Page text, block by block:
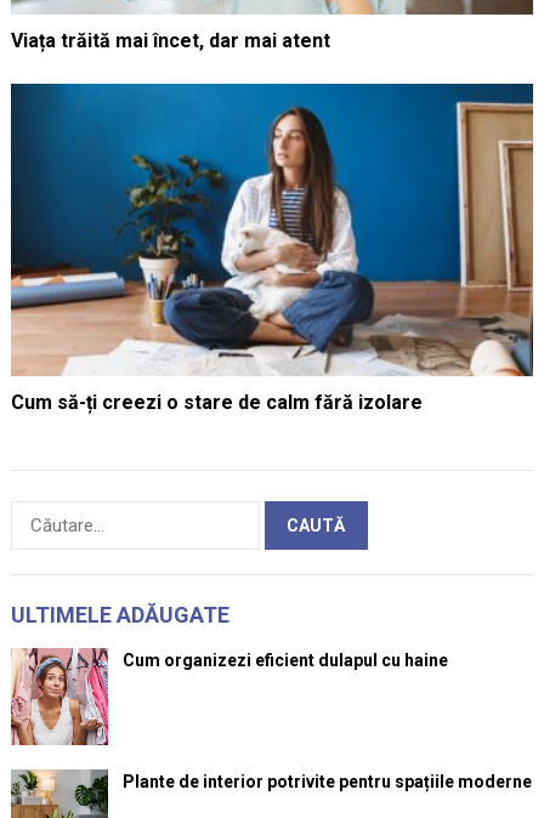
Viața trăită mai încet, dar mai atent
Cum să-ți creezi o stare de calm fără izolare
Caută
ULTIMELE ADĂUGATE
Cum organizezi eficient dulapul cu haine
Plante de interior potrivite pentru spațiile moderne